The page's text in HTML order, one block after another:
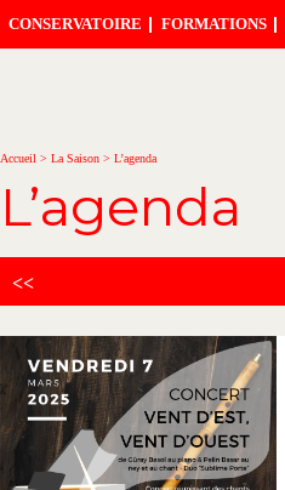
CONSERVATOIRE FORMATIONS
Accueil > La Saison > L’agenda
L’agenda
<<